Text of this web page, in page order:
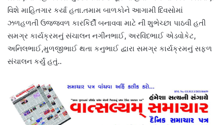
વિશે માહિતગાર કર્યા હતા.તમામ બાળકોને આગામી દિવસોમાં
ઝળહળતી ઉજ્જવળ કારકિર્દી બનાવવા માટે ની શુભેચ્છા પાઠવી હતી
સમગ્ર કાર્યક્રમનું સંચાલન નગીનભાઈ, અરવિંદભાઈ એડવોકેટ,
અનિલભાઈ,મુળજીભાઈ થતા કનુભાઈ દ્વારા સમગ્ર કાર્યક્રમનું સફળ
સંચાલન કર્યું હતું..